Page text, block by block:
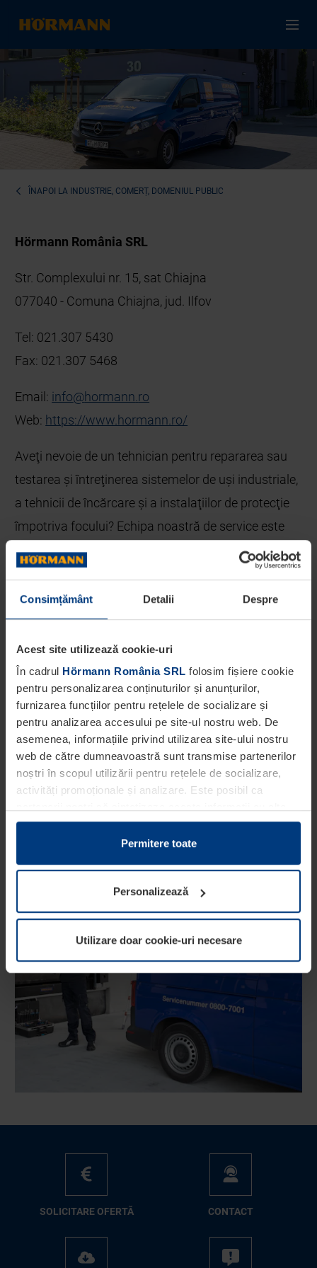
Consimțământ Detalii Despre
Acest site utilizează cookie-uri
În cadrul Hörmann România SRL folosim fișiere cookie
pentru personalizarea conținuturilor și anunțurilor,
furnizarea funcțiilor pentru rețelele de socializare și
pentru analizarea accesului pe site-ul nostru web. De
asemenea, informațiile privind utilizarea site-ului nostru
web de către dumneavoastră sunt transmise partenerilor
noștri în scopul utilizării pentru rețelele de socializare,
activități promoționale și analizare. Este posibil ca
date pe care dumneavoastră le-ați pus la dispoziția
acestora ori care au fost colectate în cadrul utilizării
Din punct de vedere legal, putem stoca fișiere cookie pe
dispozitivul dumneavoastră în cazul în care acestea sunt
obligatorii pentru funcționarea acestei pagini. Pentru alte
dumneavoastră. Vă puteți modifica ori anula în orice
moment consimțământul în Declarația privind fișierele
cookie de pe pagina
Declarație cu privire la protecția datelor de pe site-ul
nostru web.
Permitere toate
Personalizează
Utilizare doar cookie-uri necesare
ÎNAPOI LA INDUSTRIE, COMERȚ, DOMENIUL PUBLIC
Hörmann România SRL
Str. Complexului nr. 15, sat Chiajna
077040 - Comuna Chiajna, jud. Ilfov
Tel: 021.307 5430
Fax: 021.307 5468
Email: info@hormann ro
Web: https://www.hormann.ro/
Aveţi nevoie de un tehnician pentru repararea sau
testarea şi întreţinerea sistemelor de uşi industriale,
a tehnicii de încărcare şi a instalaţiilor de protecţie
împotriva focului? Echipa noastră de service este
gata de acţiune şi poate fi contactată la
Tel: 021.307 5430
Fax: 021.307 5468
Doriţi să primiţi o ofertă pentru un contract de
verificare şi/sau întreţinere a sistemelor de uşi
industriale, a tehnicii de încărcare şi a uşilor de
protecţie împotriva focului, ori ofertă pentru un
contract de reparații? Lăsaţi-i pe specialiştii noştri
să vă consilieze, gratis, la
SO­LI­CI­TA­RE OFER­TĂ CON­TA­CT